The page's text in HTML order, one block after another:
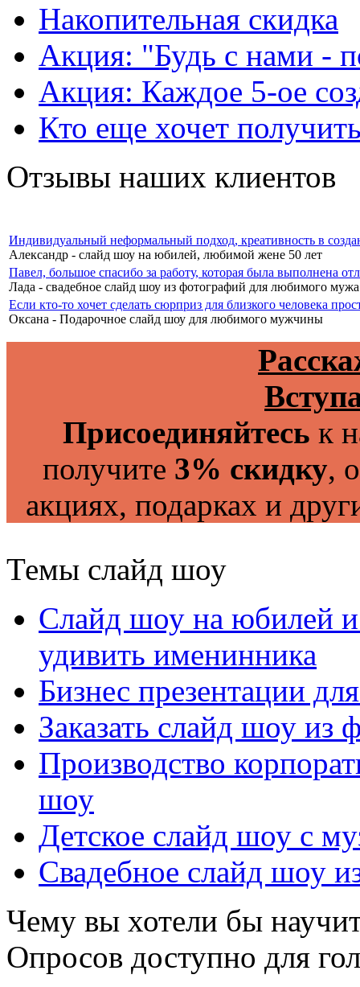
Накопительная скидка
Акция: "Будь с нами -
Акция: Каждое 5-ое
Кто еще хочет
Отзывы наших клиентов
Индивидуальный неформальный подход, креативность в
Александр - слайд шоу на юбилей, любимой жене 50 лет
Павел, большое спасибо за работу, которая была выполнена
Лада - свадебное слайд шоу из фотографий для любимого мужа
Если кто-то хочет сделать сюрприз для близкого человека
Оксана - Подарочное слайд шоу для любимого мужчины
Присоединяйтесь к
получите 3% скидку,
акциях, подарках и
Темы слайд шоу
Слайд шоу на юбилей
удивить именинника
Бизнес презентации
Заказать слайд шоу
Производство
шоу
Детское слайд шоу с
Свадебное слайд шоу
Чему вы хотели бы
Опросов доступно для